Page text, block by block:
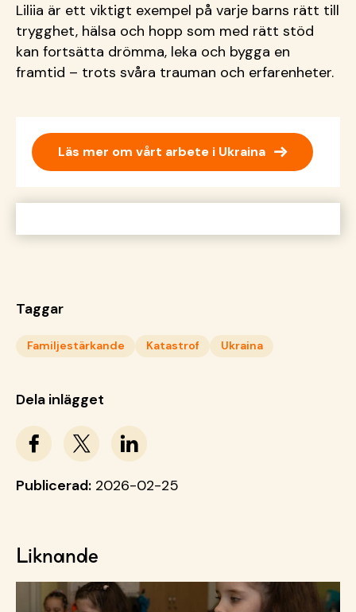
Liliia är ett viktigt exempel på varje barns rätt till
trygghet, hälsa och hopp som med rätt stöd
kan fortsätta drömma, leka och bygga en
framtid – trots svåra trauman och erfarenheter.
Läs mer om vårt arbete i Ukraina →
Taggar
Familjestärkande Katastrof Ukraina
Dela inlägget
Publicerad: 2026-02-25
Liknande